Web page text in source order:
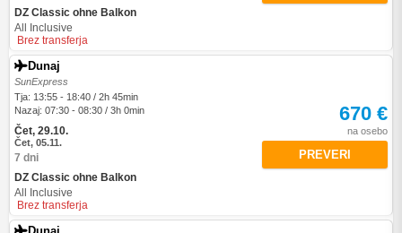
DZ Classic ohne Balkon
All Inclusive
Brez transferja
Dunaj
SunExpress
Tja: 13:55 - 18:40 / 2h 45min
Nazaj: 07:30 - 08:30 / 3h 0min
Čet, 29.10.
Čet, 05.11.
7 dni
DZ Classic ohne Balkon
All Inclusive
Brez transferja
670 €
na osebo
PREVERI